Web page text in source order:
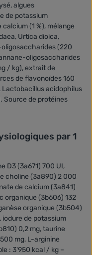
algues
de potassium
(1 %), mélange
Urtica dioica,
(220
oligosaccharides
/ kg), extrait de
de flavonoïdes 160
acidophilus
Source de protéines
par 1
D3 (3a671) 700 UI,
choline (3a890) 2 000
de calcium (3a841)
organique (3b606) 132
organique (3b504)
de potassium
0,2 mg, taurine
mg, L-arginine
: 3'950 kcal / kg –